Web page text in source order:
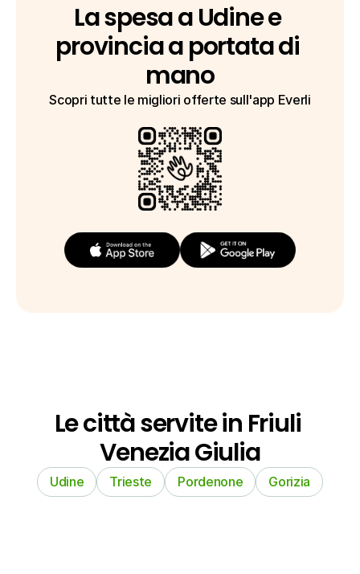
La spesa a Udine e
provincia a portata di
mano
Scopri tutte le migliori offerte sull'app Everli
Le città servite in Friuli
Venezia Giulia
Udine Trieste Pordenone Gorizia